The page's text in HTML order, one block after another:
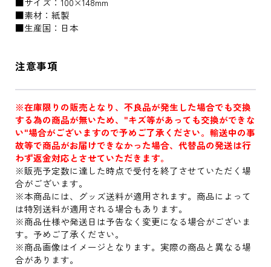
■素材：紙製
■生産国：日本
注意事項
※在庫限りの販売となり、不良品が発生した場合でも交換
する為の商品が無いため、"キズ等があっても交換ができな
い"場合がございますので予めご了承ください。輸送中の事
故等で商品がお届けできなかった場合、代替品の発送は行
わず返金対応とさせていただきます。
※販売予定数に達した時点で受付を終了させていただく場
合がございます。
※本商品には、グッズ送料が適用されます。商品によって
は特別送料が適用される場合もあります。
※商品仕様や発送日は予告なく変更になる場合がございま
す。予めご了承ください。
※商品画像はイメージとなります。実際の商品と異なる場
合があります。